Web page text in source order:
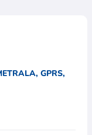
GPRS,